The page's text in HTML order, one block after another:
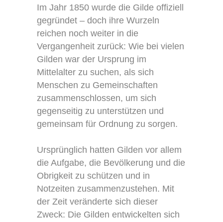
Im Jahr 1850 wurde die Gilde offiziell
gegründet – doch ihre Wurzeln
reichen noch weiter in die
Vergangenheit zurück: Wie bei vielen
Gilden war der Ursprung im
Mittelalter zu suchen, als sich
Menschen zu Gemeinschaften
zusammenschlossen, um sich
gegenseitig zu unterstützen und
gemeinsam für Ordnung zu sorgen.
Ursprünglich hatten Gilden vor allem
die Aufgabe, die Bevölkerung und die
Obrigkeit zu schützen und in
Notzeiten zusammenzustehen. Mit
der Zeit veränderte sich dieser
Zweck: Die Gilden entwickelten sich